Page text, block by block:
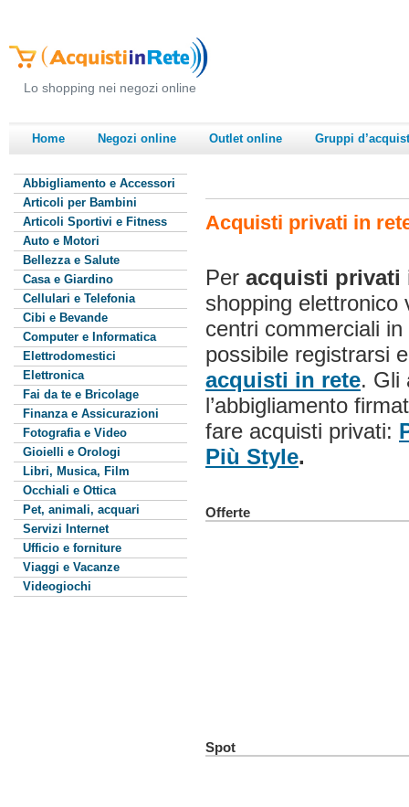
Lo shopping nei negozi online
Home Negozi online Outlet online Gruppi
Abbigliamento e Accessori
Articoli per Bambini
Articoli Sportivi e Fitness
Auto e Motori
Bellezza e Salute
Casa e Giardino
Cellulari e Telefonia
Cibi e Bevande
Computer e Informatica
Elettrodomestici
Elettronica
Fai da te e Bricolage
Finanza e Assicurazioni
Fotografia e Video
Gioielli e Orologi
Libri, Musica, Film
Occhiali e Ottica
Pet, animali, acquari
Servizi Internet
Ufficio e forniture
Viaggi e Vacanze
Videogiochi
Acquisti privati in
Per acquisti privati
shopping
centri commerciali
possibile registrarsi
acquisti in rete. Gli
l’abbigliamento
fare acquisti privati:
Più Style.
Offerte
Spot